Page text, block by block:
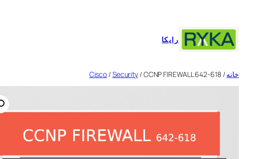
رایکا
خانه/
Cisco /Security / CCNP FIREWALL 642-618